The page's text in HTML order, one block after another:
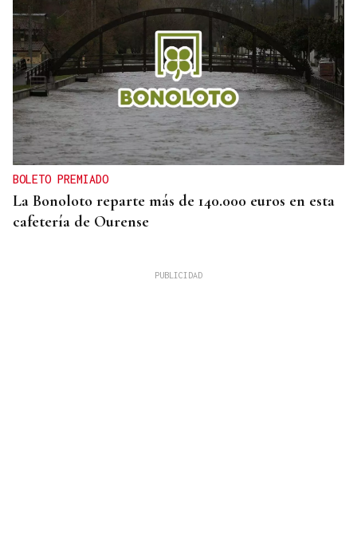
BOLETO PREMIADO
La Bonoloto reparte más de 140.000 euros en esta
cafetería de Ourense